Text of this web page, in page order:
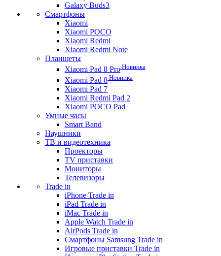
Galaxy Buds3
Смартфоны
Xiaomi
Xiaomi POCO
Xiaomi Redmi
Xiaomi Redmi Note
Планшеты
Xiaomi Pad 8 Pro Новинка
Xiaomi Pad 8 Новинка
Xiaomi Pad 7
Xiaomi Redmi Pad 2
Xiaomi POCO Pad
Умные часы
Smart Band
Наушники
ТВ и видеотехника
Проекторы
TV приставки
Мониторы
Телевизоры
Trade in
iPhone Trade in
iPad Trade in
iMac Trade in
Apple Watch Trade in
AirPods Trade in
Смартфоны Samsung Trade in
Игровые приставки Trade in